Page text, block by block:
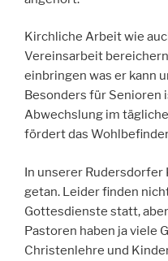
Kirchliche Arbeit wie
Vereinsarbeit
einbringen was er kann
Besonders für Senioren
Abwechslung im
fördert das
In unserer
getan. Leider finden
Gottesdienste statt,
Pastoren haben ja viele
Christenlehre und